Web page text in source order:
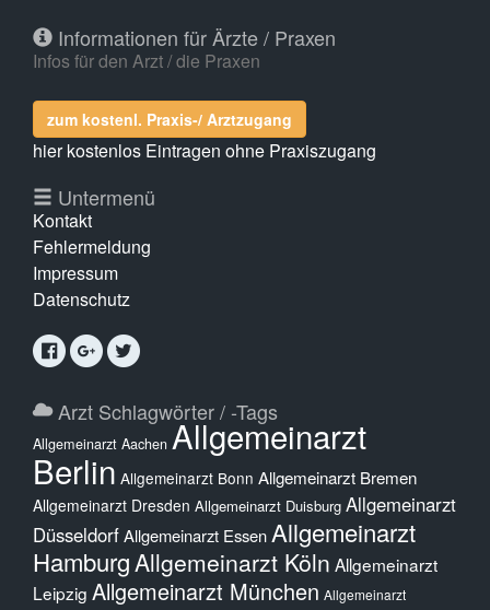
Informationen für Ärzte / Praxen
Infos für den Arzt / die Praxen
zum kostenl. Praxis-/ Arztzugang
hier kostenlos Eintragen ohne Praxiszugang
Untermenü
Kontakt
Fehlermeldung
Impressum
Datenschutz
Arzt Schlagwörter / -Tags
Allgemeinarzt Aachen Allgemeinarzt
Berlin Allgemeinarzt Bonn Allgemeinarzt Bremen
Allgemeinarzt Dresden Allgemeinarzt Duisburg Allgemeinarzt
DüsseldorfAllgemeinarzt Essen Allgemeinarzt
HamburgAllgemeinarzt Köln Allgemeinarzt
Leipzig Allgemeinarzt München Allgemeinarzt